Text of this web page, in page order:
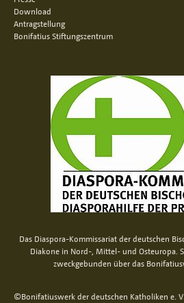
Download
Antragstellung
Bonifatius Stiftungszentrum
Das Diaspora-Kommissariat der deutschen
Diakone in Nord-, Mittel- und Osteuropa.
zweckgebunden über das
©Bonifatiuswerk der deutschen Katholiken e.